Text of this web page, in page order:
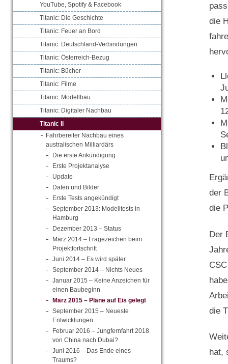
YouTube, Spotify & Facebook
Titanic: Die Geschichte
Titanic: Feuer an Bord
Titanic: Deutschland-Verbindungen
Titanic: Österreich-Bezug
Titanic: Bücher
Titanic: Filme
Titanic: Modellbau
Titanic: Digitaler Nachbau
Titanic II
Fahrbereiter Nachbau eines
australischen Milliardärs
Die erste Ankündigung
Erste Projektanalyse
Update
Daten und Bilder
Erste Tests angekündigt
September 2013: Modelltests in
Hamburg
Dezember 2013 – Status
März 2014 – Fragezeichen beim
Projektfortschritt
Juni 2014 – Es wird später
September 2014 – Nichts Neues
Januar 2015 – Keine Anzeichen für
einen Baubeginn
März 2015 – Pläne auf Eis gelegt
September 2015 – Neueste
Entwicklungen
Februar 2016 – Jungfernfahrt 2018
von China nach Dubai?
Juni 2016 – Das Ende eines
Traums?
die
der
die
Der
die
hat,